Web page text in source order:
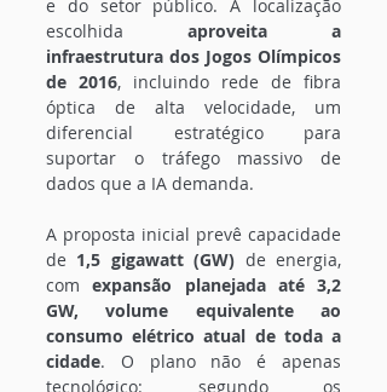
e do setor público. A localização
escolhida aproveita a
infraestrutura dos Jogos Olímpicos
de 2016, incluindo rede de fibra
óptica de alta velocidade, um
diferencial estratégico para
suportar o tráfego massivo de
dados que a IA demanda.
A proposta inicial prevê capacidade
de 1,5 gigawatt (GW) de energia,
com expansão planejada até 3,2
GW, volume equivalente ao
consumo elétrico atual de toda a
cidade. O plano não é apenas
tecnológico: segundo os